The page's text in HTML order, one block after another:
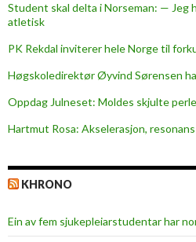
p
b
a
n
o
u
e
Student skal delta i Norseman: — Jeg
atletisk
PK Rekdal inviterer hele Norge til
Høgskoledirektør Øyvind Sørensen
Oppdag Julneset: Moldes skjulte
Hartmut Rosa: Akselerasjon,
KHRONO
Ein av fem sjukepleiar­studentar har